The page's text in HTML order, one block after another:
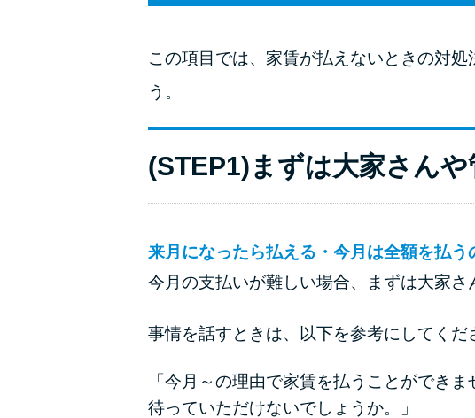
この項目では、家賃が払えないときの対
う。
(STEP1)まずは大家さん
来月になったら払える・今月は全額を払
今月の支払いが難しい場合、まずは大家さ
事情を話すときは、以下を参考にしてくだ
「今月～の理由で家賃を払うことができ
待っていただけないでしょうか。」